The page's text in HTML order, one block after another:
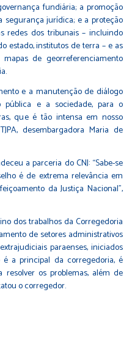
fundiária; a promoção
segurança jurídica; e a proteção
redes dos tribunais – incluindo
estado, institutos de terra – e as
de georreferenciamento
e a manutenção de diálogo
pública e a sociedade, para o
que é tão intensa em nosso
desembargadora Maria de
a parceria do CNJ: “Sabe-se
é de extrema relevância em
da Justiça Nacional”,
dos trabalhos da Corregedoria
de setores administrativos
paraenses, iniciados
a principal da corregedoria, é
os problemas, além de
o corregedor.